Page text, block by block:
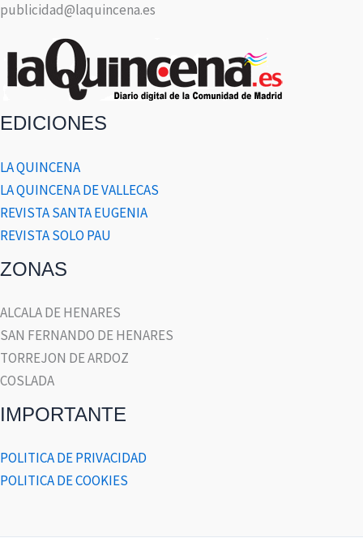
publicidad@laquincena.es
EDICIONES
LA QUINCENA
LA QUINCENA DE VALLECAS
REVISTA SANTA EUGENIA
REVISTA SOLO PAU
ZONAS
ALCALA DE HENARES
SAN FERNANDO DE HENARES
TORREJON DE ARDOZ
COSLADA
IMPORTANTE
POLITICA DE PRIVACIDAD
POLITICA DE COOKIES